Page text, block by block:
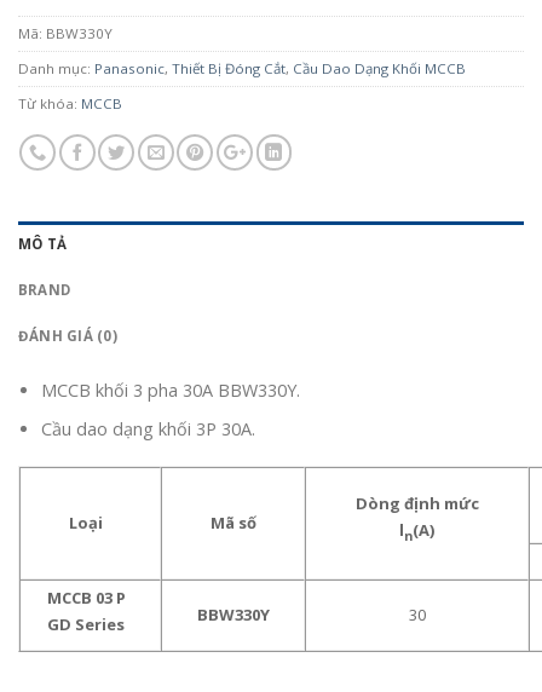
Mã: BBW330Y
Danh mục: Panasonic, Thiết Bị Đóng Cắt, Cầu Dao Dạng Khối MCCB
Từ khóa: MCCB
MÔ TẢ
BRAND
ĐÁNH GIÁ (0)
MCCB khối 3 pha 30A BBW330Y.
Cầu dao dạng khối 3P 30A.
Loại Mã số
Dòng định mức
ln(A)
MCCB 03 P
GD Series
BBW330Y 30